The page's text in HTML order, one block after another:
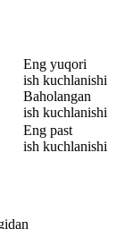
Eng yuqori
ish kuchlanishi
Baholangan
ish kuchlanishi
Eng past
ish kuchlanishi